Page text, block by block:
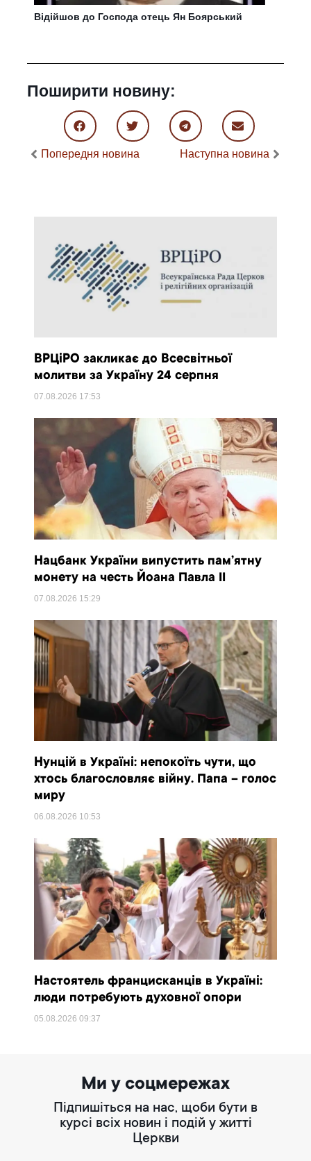
Відійшов до Господа отець Ян Боярський
Поширити новину:
Попередня новина Наступна новина
ВРЦіРО закликає до Всесвітньої
молитви за Україну 24 серпня
07.08.2026 17:53
Нацбанк України випустить пам’ятну
монету на честь Йоана Павла II
07.08.2026 15:29
Нунцій в Україні: непокоїть чути, що
хтось благословляє війну. Папа – голос
миру
06.08.2026 10:53
Настоятель францисканців в Україні:
люди потребують духовної опори
05.08.202609:37
Ми у соцмережах
Підпишіться на нас, щоби бути в
курсі всіх новин і подій у житті
Церкви